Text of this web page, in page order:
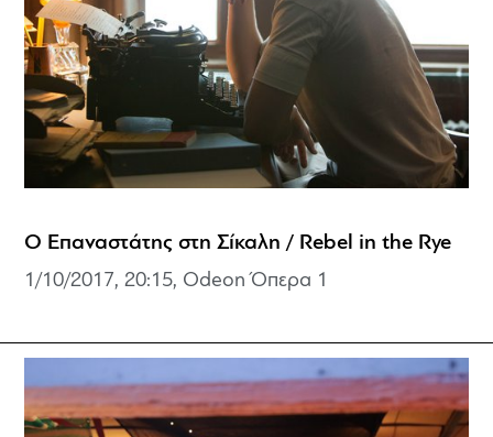
Ο Επαναστάτης στη Σίκαλη / Rebel in the Rye
1/10/2017, 20:15, Odeon Όπερα 1